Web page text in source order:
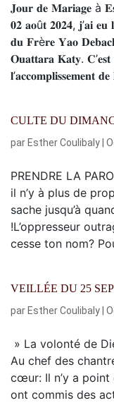
𝐉𝐨𝐮𝐫 𝐝𝐞 𝐌𝐚𝐫𝐢𝐚𝐠𝐞 à
𝟎𝟐 𝐚𝐨û𝐭 𝟐𝟎𝟐𝟒, 𝐣’𝐚𝐢 𝐞𝐮
𝐝𝐮 𝐅𝐫è𝐫𝐞 𝐘𝐚𝐨
𝐎𝐮𝐚𝐭𝐭𝐚𝐫𝐚 𝐊𝐚𝐭𝐲.
𝐥’𝐚𝐜𝐜𝐨𝐦𝐩𝐥𝐢𝐬𝐬𝐞𝐦𝐞𝐧𝐭 𝐝𝐞
CULTE DU
par Esther Coulibaly
PRENDRE LA
il n’y à plus de
sache jusqu’à
!L’oppresseur
cesse ton nom?
VEILLÉE DU 25
par Esther Coulibaly
» La volonté de
Au chef des
cœur: Il n’y a point
ont commis des